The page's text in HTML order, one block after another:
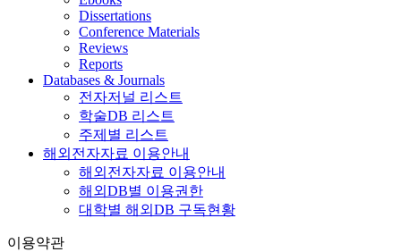
Dissertations
Conference Materials
Reviews
Reports
Databases & Journals
전자저널 리스트
학술DB 리스트
주제별 리스트
해외전자자료 이용안내
해외전자자료 이용안내
해외DB별 이용권한
대학별 해외DB 구독현황
이용약관